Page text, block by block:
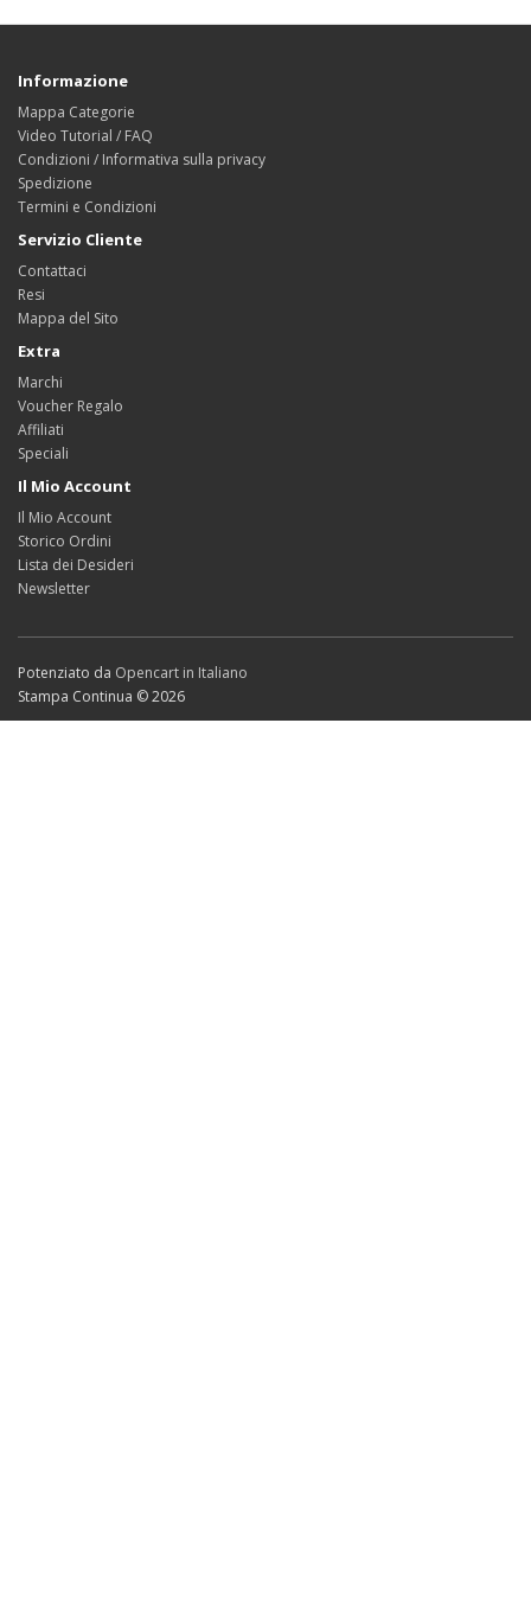
Informazione
Mappa Categorie
Video Tutorial / FAQ
Condizioni / Informativa sulla privacy
Spedizione
Termini e Condizioni
Servizio Cliente
Contattaci
Resi
Mappa del Sito
Extra
Marchi
Voucher Regalo
Affiliati
Speciali
Il Mio Account
Il Mio Account
Storico Ordini
Lista dei Desideri
Newsletter
Potenziato da Opencart in Italiano
Stampa Continua © 2026